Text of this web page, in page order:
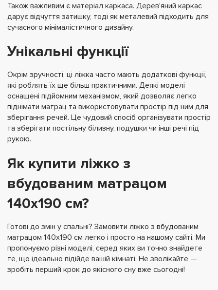
Також важливим є матеріал каркаса. Дерев'яний каркас
дарує відчуття затишку, тоді як металевий підходить для
сучасного мінімалістичного дизайну.
Унікальні функції
Окрім зручності, ці ліжка часто мають додаткові функції,
які роблять їх ще більш практичними. Деякі моделі
оснащені підйомним механізмом, який дозволяє легко
піднімати матрац та використовувати простір під ним для
зберігання речей. Це чудовий спосіб організувати простір
та зберігати постільну білизну, подушки чи інші речі під
рукою.
Як купити ліжко з
вбудованим матрацом
140х190 см?
Готові до змін у спальні? Замовити ліжко з вбудованим
матрацом 140х190 см легко і просто на нашому сайті. Ми
пропонуємо різні моделі, серед яких ви точно знайдете
те, що ідеально підійде вашій кімнаті. Не зволікайте —
зробіть перший крок до якісного сну вже сьогодні!